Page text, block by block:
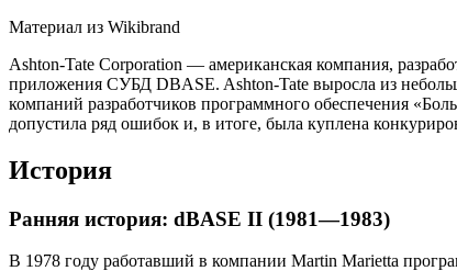
Материал из Wikibrand
Ashton-Tate Corporation — американская компания,
приложения СУБД DBASE. Ashton-Tate выросла из
компаний разработчиков программного обеспечения
допустила ряд ошибок и, в итоге, была куплена
История
Ранняя история: dBASE II (1981—1983)
В 1978 году работавший в компании Martin Marietta